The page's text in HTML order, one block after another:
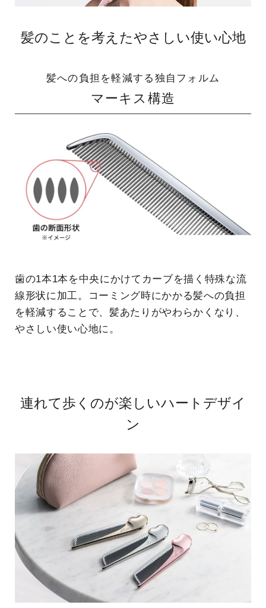
髪のことを考えたやさしい使い心地
髪への負担を軽減する独自フォルム
マーキス構造
歯の1本1本を中央にかけてカーブを描く特殊な流
線形状に加工。コーミング時にかかる髪への負担
を軽減することで、髪あたりがやわらかくなり、
やさしい使い心地に。
連れて歩くのが楽しいハートデザイ
ン